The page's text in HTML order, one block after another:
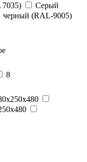
Серый
черный (RAL-9005)
8